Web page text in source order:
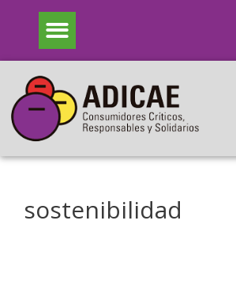
sostenibilidad